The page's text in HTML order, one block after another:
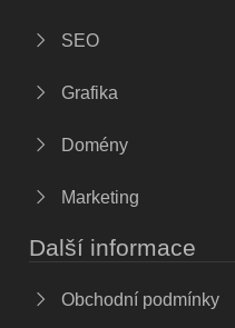
SEO
Grafika
Domény
Marketing
Další informace
Obchodní podmínky